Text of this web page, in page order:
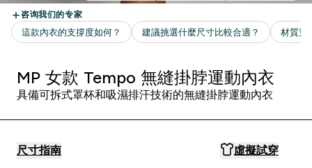
MP 女款 Tempo 無縫掛脖運動內衣
具備可拆式罩杯和吸濕排汗技術的無縫掛脖運動內衣
尺寸指南 虛擬試穿